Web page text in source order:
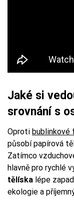
Jaké si
srovnání s
Oproti bublinkové
působí papírová
Zatímco
hlavně pro rychlé
tělíska lépe
ekologie a